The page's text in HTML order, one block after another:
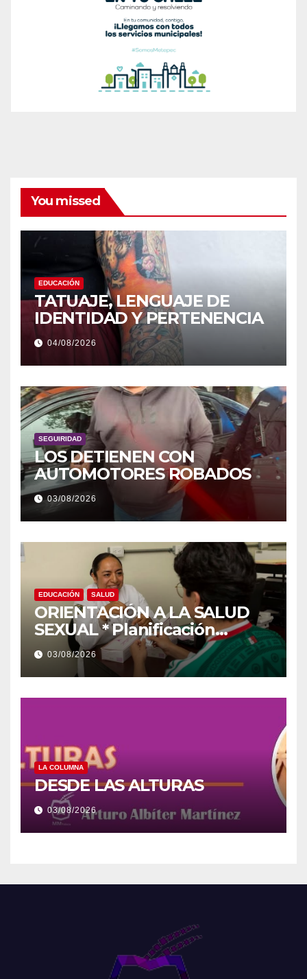
You missed
EDUCACIÓN
TATUAJE, LENGUAJE DE
IDENTIDAD Y PERTENENCIA
04/08/2026
SEGUIRIDAD
LOS DETIENEN CON
AUTOMOTORES ROBADOS
03/08/2026
EDUCACIÓN SALUD
ORIENTACIÓN A LA SALUD
SEXUAL * Planificación
familiar, un derecho
03/08/2026
LA COLUMNA
DESDE LAS ALTURAS
03/08/2026